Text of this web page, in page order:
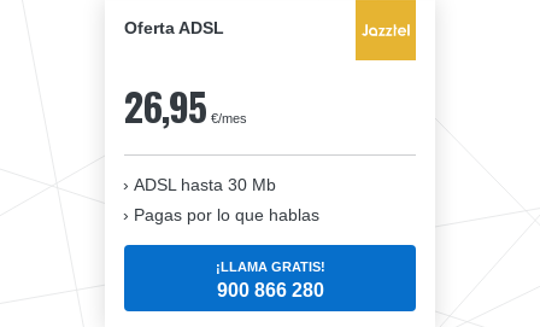
Oferta ADSL
26,95 €/mes
ADSL hasta 30 Mb
Pagas por lo que hablas
¡LLAMA GRATIS!
900 866 280